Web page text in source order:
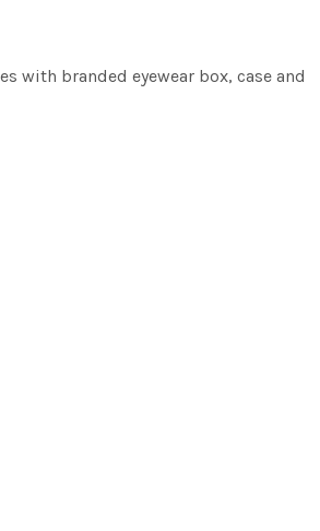
with branded eyewear box, case and